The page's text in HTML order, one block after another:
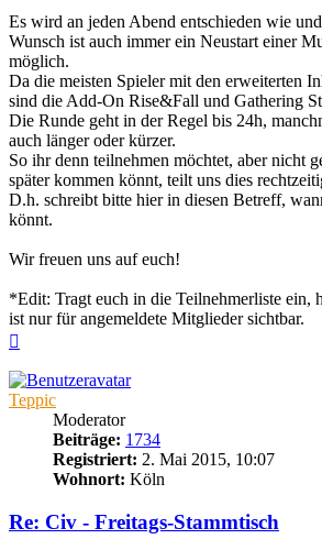
Es wird an jeden Abend entschieden wie
Wunsch ist auch immer ein Neustart einer
möglich.
Da die meisten Spieler mit den erweiterten
sind die Add-On Rise&Fall und Gathering
Die Runde geht in der Regel bis 24h,
auch länger oder kürzer.
So ihr denn teilnehmen möchtet, aber nicht
später kommen könnt, teilt uns dies
D.h. schreibt bitte hier in diesen Betreff,
könnt.
Wir freuen uns auf euch!
*Edit: Tragt euch in die Teilnehmerliste ein,
ist nur für angemeldete Mitglieder sichtbar.
Teppic
Moderator
Beiträge: 1734
Registriert: 2. Mai 2015, 10:07
Wohnort: Köln
Re: Civ - Freitags-Stammtisch